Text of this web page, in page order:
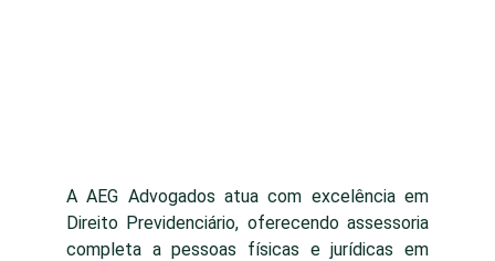
A AEG Advogados atua com excelência em
Direito Previdenciário, oferecendo assessoria
completa a pessoas físicas e jurídicas em